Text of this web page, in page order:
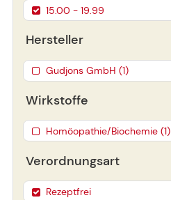
15.00 - 19.99
Hersteller
Gudjons GmbH (1)
Wirkstoffe
Homöopathie/Biochemie (1)
Verordnungsart
Rezeptfrei